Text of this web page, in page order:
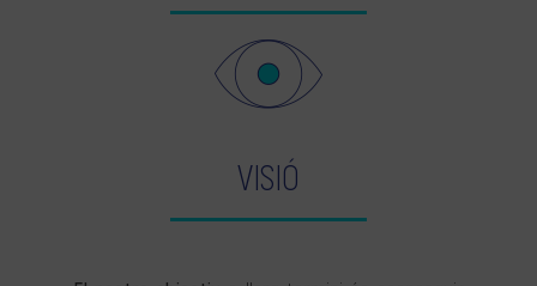
VISIÓ